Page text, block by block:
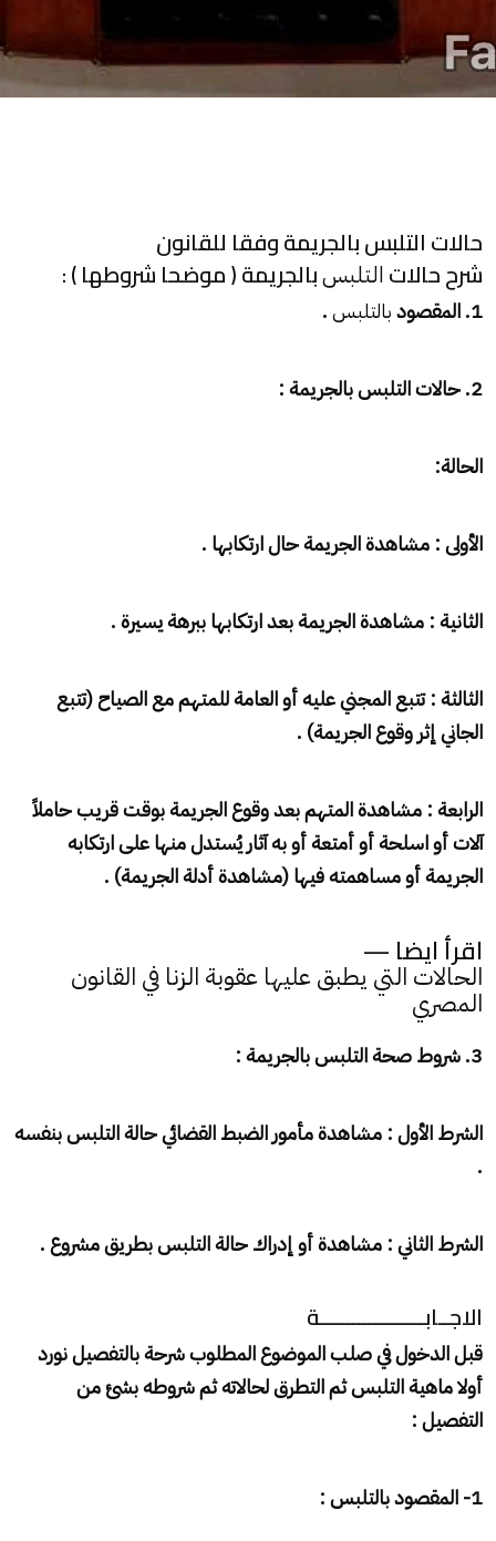
حالات التلبس بالجريمة وفقا للقانون
شرح حالات التلبسبالجريمة ( موضحا شروطها ) :
1. المقصود بالتلبس.
2. حالات التلبس بالجريمة :
الحالة:
الأولى : مشاهدة الجريمة حال ارتكابها .
الثانية : مشاهدة الجريمة بعد ارتكابها ببرهة يسيرة .
الثالثة : تتبع المجني عليه أو العامة للمتهم مع الصياح (تتبع
الجاني إثر وقوع الجريمة) .
الرابعة : مشاهدة المتهم بعد وقوع الجريمة بوقت قريب حاملاً
آلات أو اسلحة أو أمتعة أو به آثار يُستدل منها على ارتكابه
الجريمة أو مساهمته فيها (مشاهدة أدلة الجريمة) .
اقرأ ايضا —
الحالات التي يطبق عليها عقوبة الزنا في القانون
المصري
3. شروط صحة التلبس بالجريمة :
الشرط الأول : مشاهدة مأمور الضبط القضائي حالة التلبس بنفسه
.
الشرط الثاني : مشاهدة أو إدراك حالة التلبس بطريق مشروع .
الاجــابـــــــــــــــــــة
قبل الدخول في صلب الموضوع المطلوب شرحة بالتفصيل نورد
أولا ماهية التلبس ثم التطرق لحالاته ثم شروطه بشئ من
التفصيل :
1- المقصود بالتلبس :